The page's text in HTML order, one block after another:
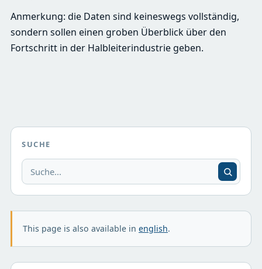
Anmerkung: die Daten sind keineswegs vollständig,
sondern sollen einen groben Überblick über den
Fortschritt in der Halbleiterindustrie geben.
SUCHE
This page is also available in english.